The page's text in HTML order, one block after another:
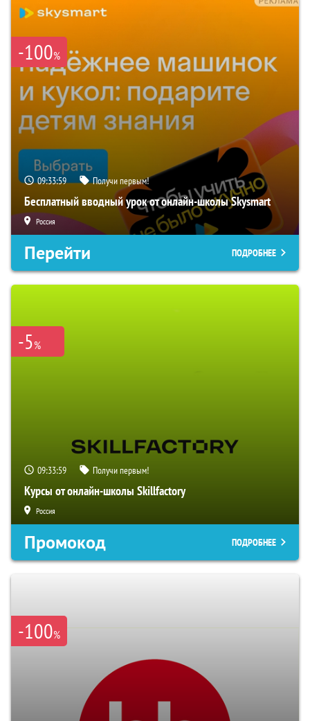
-100%
09:33:58 Получи первым!
Бесплатный вводный урок от онлайн-школы Skysmart
Россия
Перейти ПОДРОБНЕЕ
-5%
09:33:58 Получи первым!
Курсы от онлайн-школы Skillfactory
Россия
Промокод ПОДРОБНЕЕ
-100%